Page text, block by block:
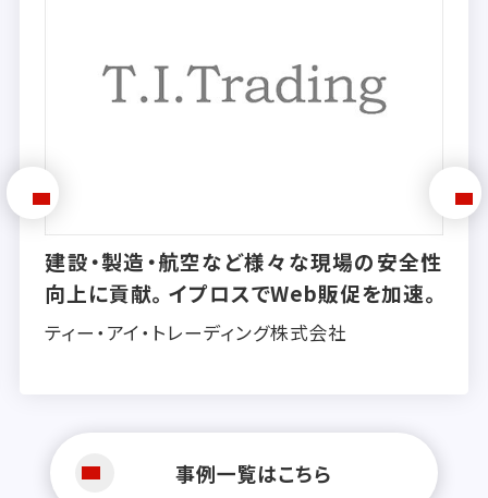
建設・製造・航空など様々な現場の安全性
向上に貢献。イプロスでWeb販促を加速。
ティー・アイ・トレーディング株式会社
事例一覧はこちら